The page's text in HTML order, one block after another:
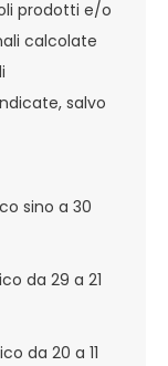
prodotti e/o
calcolate
salvo
sino a 30
da 29 a 21
da 20 a 11